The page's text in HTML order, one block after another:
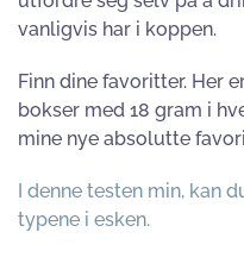
vanligvis har i koppen.
Finn dine favoritter. Her
bokser med 18 gram i
mine nye absolutte
I denne testen min, kan
typene i esken.